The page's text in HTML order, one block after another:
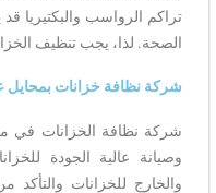
تراكم الرواسب والبكتيريا
الصحة. لذا، يجب تنظيف
شركة نظافة خزانات بمحايل
شركة نظافة الخزانات في
وصيانة عالية الجودة
والخارج للخزانات والتأكد